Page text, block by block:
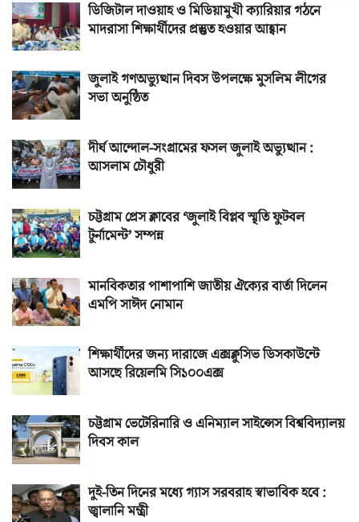
ডিজিটাল দাওয়াহ ও মিডিয়ামুখী ক্যারিয়ার গঠনে
মাদরাসা শিক্ষার্থীদের প্রস্তুত হওয়ার আহ্বান
জুলাই গণঅভ্যুত্থান দিবস উপলক্ষে মুসলিম লীগের
সভা অনুষ্ঠিত
দীর্ঘ আন্দোল-সংগ্রামের ফসল জুলাই অভ্যুত্থান :
আসলাম চৌধুরী
চট্টগ্রাম প্রেস ক্লাবের ‘জুলাই বিপ্লব স্মৃতি ফুটবল
টুর্নামেন্ট’ সম্পন্ন
মানবিকতার পাশাপাশি জাতীয় ঐক্যের বার্তা দিলেন
এমপি সাঈদ নোমান
শিক্ষার্থীদের জন্য দারাজে এক্সক্লুসিভ ডিসকাউন্টে
আসছে রিয়েলমি সি১০০এক্স
চট্টগ্রাম ভেটেরিনারি ও এনিম্যাল সাইন্সেস বিশ্ববিদ্যালয়
দিবস কাল
দুই-তিন দিনের মধ্যে গ্যাস সরবরাহ স্বাভাবিক হবে :
জ্বালানি মন্ত্রী